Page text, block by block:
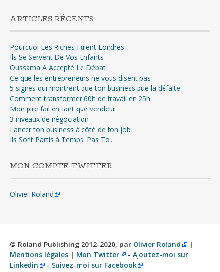
ARTICLES RÉCENTS
Pourquoi Les Riches Fuient Londres
Ils Se Servent De Vos Enfants
Oussama A Accepté Le Débat
Ce que les entrepreneurs ne vous disent pas
5 signes qui montrent que ton business pue la défaite
Comment transformer 60h de travail en 25h
Mon pire fail en tant que vendeur
3 niveaux de négociation
Lancer ton business à côté de ton job
Ils Sont Partis à Temps. Pas Toi.
MON COMPTE TWITTER
Olivier Roland
© Roland Publishing 2012-2020, par Olivier Roland
|
Mentions légales | Mon Twitter - Ajoutez-moi sur
Linkedin
- Suivez-moi sur Facebook